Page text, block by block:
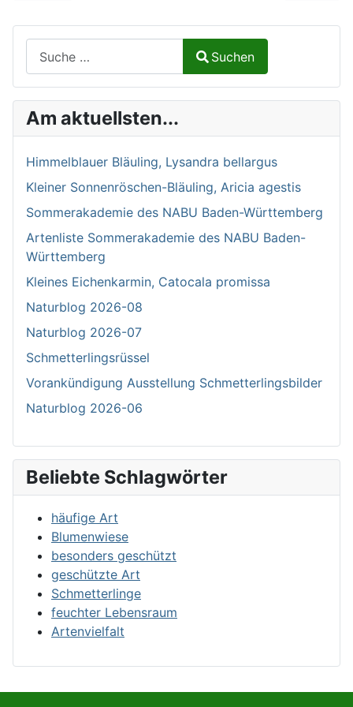
Type 2 or more characters for results.
Suchen
Am aktuellsten...
Himmelblauer Bläuling, Lysandra bellargus
Kleiner Sonnenröschen-Bläuling, Aricia agestis
Sommerakademie des NABU Baden-Württemberg
Artenliste Sommerakademie des NABU Baden-
Württemberg
Kleines Eichenkarmin, Catocala promissa
Naturblog 2026-08
Naturblog 2026-07
Schmetterlingsrüssel
Vorankündigung Ausstellung Schmetterlingsbilder
Naturblog 2026-06
Beliebte Schlagwörter
häufige Art
Blumenwiese
besonders geschützt
geschützte Art
Schmetterlinge
feuchter Lebensraum
Artenvielfalt